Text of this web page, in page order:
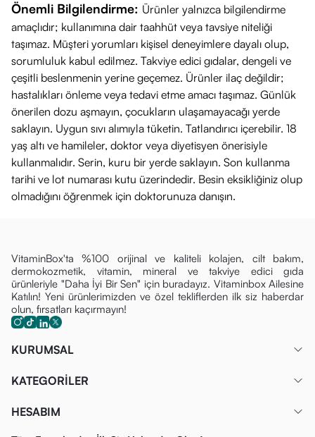
boyun bölgesine yeterli miktarda, eşit bir şekilde uygulayınız.
Yenileme: Korumanın devam etmesi için her 2 saatte bir
uygulamayı tekrarlayınız.
Aktivite Sonrası:Yüzme, terleme veya havluyla kurulanma
gibi durumlardan sonra ürünü tekrar sürünüz.
Önemli Uyarılar
Haricen kullanılır; göz ile doğrudan temasından kaçınınız.
Güneş koruyucu kullansanız dahi, güneşin en dik olduğu
saatlerde (11:00 - 16:00) uzun süre güneşte kalmamaya
özen gösteriniz.
Önemli Bilgilendirme: Ürünler yalnızca bilgilendirme
amaçlıdır; kullanımına dair taahhüt veya tavsiye niteliği
taşımaz. Müşteri yorumları kişisel deneyimlere dayalı olup,
sorumluluk kabul edilmez. Takviye edici gıdalar, dengeli ve
çeşitli beslenmenin yerine geçemez. Ürünler ilaç değildir;
hastalıkları önleme veya tedavi etme amacı taşımaz. Günlük
önerilen dozu aşmayın, çocukların ulaşamayacağı yerde
saklayın. Uygun sıvı alımıyla tüketin. Tatlandırıcı içerebilir. 18
yaş altı ve hamileler, doktor veya diyetisyen önerisiyle
kullanmalıdır. Serin, kuru bir yerde saklayın. Son kullanma
tarihi ve lot numarası kutu üzerindedir. Besin eksikliğiniz olup
olmadığını öğrenmek için doktorunuza danışın.
VitaminBox'ta %100 orijinal ve kaliteli kolajen, cilt bakım,
dermokozmetik, vitamin, mineral ve takviye edici gıda
ürünleriyle "Daha İyi Bir Sen" için buradayız. Vitaminbox Ailesine
Katılın! Yeni ürünlerimizden ve özel tekliflerden ilk siz haberdar
olun, fırsatları kaçırmayın!
KURUMSAL
KATEGORİLER
HESABIM